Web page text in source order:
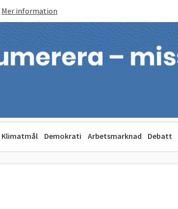
Mer information
Klimatmål Demokrati Arbetsmarknad Debatt